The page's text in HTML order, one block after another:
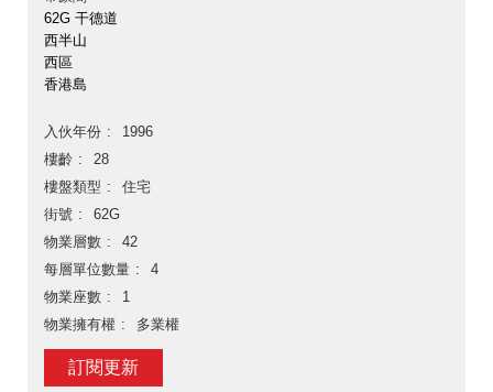
62G 干德道
西半山
西區
香港島
入伙年份
1996
樓齡
28
樓盤類型
住宅
街號
62G
物業層數
42
每層單位數量
4
物業座數
1
物業擁有權
多業權
訂閱更新